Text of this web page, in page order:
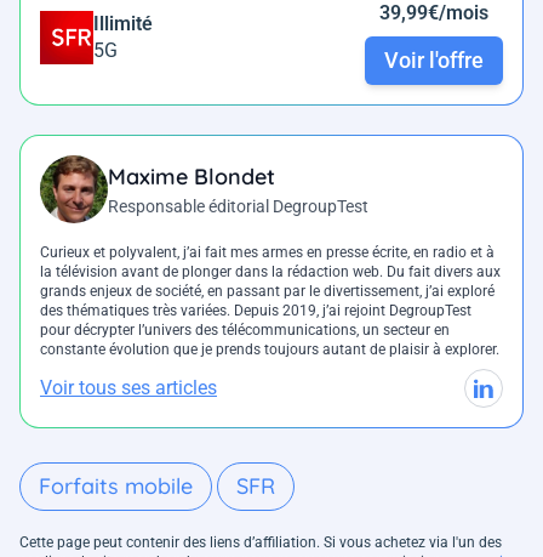
Illimité
5G
39,99€/mois
Voir l'offre
Maxime Blondet
Responsable éditorial DegroupTest
Curieux et polyvalent, j’ai fait mes armes en presse écrite, en radio et à
la télévision avant de plonger dans la rédaction web. Du fait divers aux
grands enjeux de société, en passant par le divertissement, j’ai exploré
des thématiques très variées. Depuis 2019, j’ai rejoint DegroupTest
pour décrypter l’univers des télécommunications, un secteur en
constante évolution que je prends toujours autant de plaisir à explorer.
Voir tous ses articles
Forfaits mobile SFR
Cette page peut contenir des liens d’affiliation. Si vous achetez via l'un des